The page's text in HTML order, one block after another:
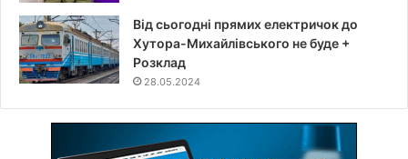
Від сьогодні прямих електричок до
Хутора-Михайлівського не буде +
Розклад
28.05.2024